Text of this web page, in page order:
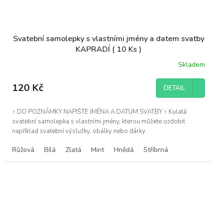
Svatební samolepky s vlastními jmény a datem svatby
KAPRADÍ ( 10 Ks )
Skladem
120 Kč DETAIL
↑ DO POZNÁMKY NAPIŠTE JMÉNA A DATUM SVATBY ↑ Kulatá
svatební samolepka s vlastními jmény, kterou můžete ozdobit
například svatební výslužky, obálky nebo dárky.
Růžová Bílá Zlatá Mint Hnědá Stříbrná